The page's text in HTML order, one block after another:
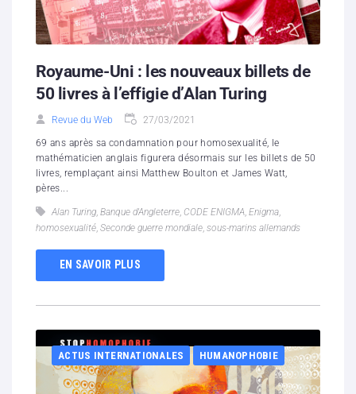
Hébergement solidaire
Royaume-Uni : les nouveaux billets de
50 livres à l’effigie d’Alan Turing
Revue du Web 27/03/2021
69 ans après sa condamnation pour homosexualité, le
mathématicien anglais figurera désormais sur les billets de 50
livres, remplaçant ainsi Matthew Boulton et James Watt,
pères...
Alan Turing Banque d'Angleterre CODE ENIGMA Enigma
homosexualité Seconde guerre mondiale sous-marins allemands
EN SAVOIR PLUS
ACTUS INTERNATIONALES HUMANOPHOBIE